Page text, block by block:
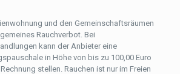
und den Gemeinschaftsräumen
Rauchverbot. Bei
kann der Anbieter eine
in Höhe von bis zu 100,00 Euro
stellen. Rauchen ist nur im Freien